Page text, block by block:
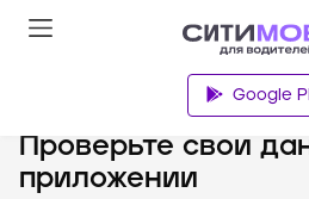
Google
Проверьте свои
приложении